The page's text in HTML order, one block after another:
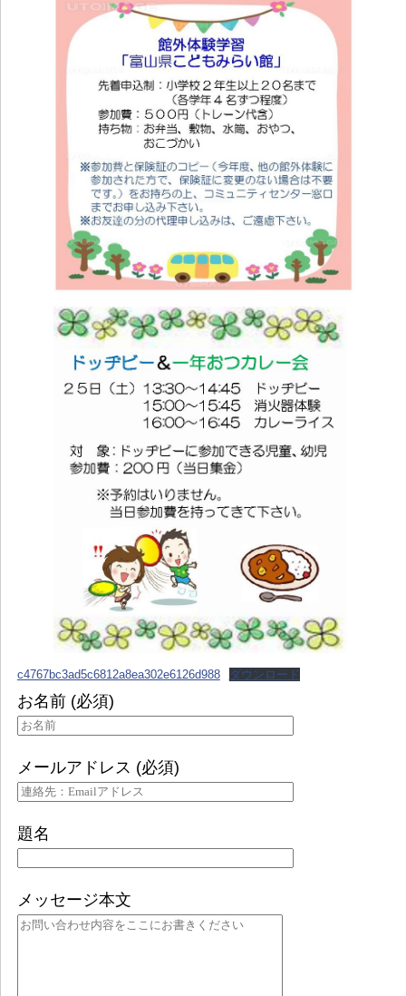
c4767bc3ad5c6812a8ea302e6126d988 ダウンロード
お名前 (必須)
メールアドレス (必須)
題名
メッセージ本文